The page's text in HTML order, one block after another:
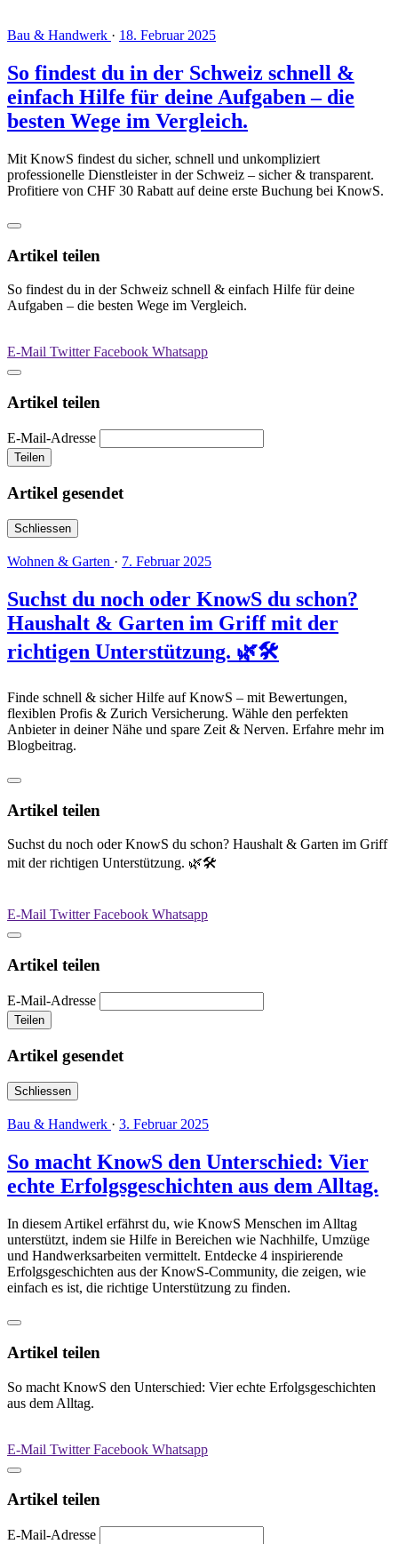
Bau & Handwerk · 18. Februar 2025
So findest du in der Schweiz schnell &
einfach Hilfe für deine Aufgaben – die
besten Wege im Vergleich.
Mit KnowS findest du sicher, schnell und unkompliziert
professionelle Dienstleister in der Schweiz – sicher & transparent.
Profitiere von CHF 30 Rabatt auf deine erste Buchung bei KnowS.
Artikel teilen
So findest du in der Schweiz schnell & einfach Hilfe für deine
Aufgaben – die besten Wege im Vergleich.
E-Mail TwitterFacebook Whatsapp
Artikel teilen
E-Mail-Adresse
Teilen
Artikel gesendet
Schliessen
Wohnen & Garten · 7. Februar 2025
Suchst du noch oder KnowS du schon?
Haushalt & Garten im Griff mit der
richtigen Unterstützung. 🌿🛠️
Finde schnell & sicher Hilfe auf KnowS – mit Bewertungen,
flexiblen Profis & Zurich Versicherung. Wähle den perfekten
Anbieter in deiner Nähe und spare Zeit & Nerven. Erfahre mehr im
Blogbeitrag.
Artikel teilen
Suchst du noch oder KnowS du schon? Haushalt & Garten im Griff
mit der richtigen Unterstützung. 🌿🛠️
E-Mail TwitterFacebook Whatsapp
Artikel teilen
E-Mail-Adresse
Teilen
Artikel gesendet
Schliessen
Bau & Handwerk · 3. Februar 2025
So macht KnowS den Unterschied: Vier
echte Erfolgsgeschichten aus dem Alltag.
In diesem Artikel erfährst du, wie KnowS Menschen im Alltag
unterstützt, indem sie Hilfe in Bereichen wie Nachhilfe, Umzüge
und Handwerksarbeiten vermittelt. Entdecke 4 inspirierende
Erfolgsgeschichten aus der KnowS-Community, die zeigen, wie
einfach es ist, die richtige Unterstützung zu finden.
Artikel teilen
So macht KnowS den Unterschied: Vier echte Erfolgsgeschichten
aus dem Alltag.
E-Mail TwitterFacebook Whatsapp
Artikel teilen
E-Mail-Adresse